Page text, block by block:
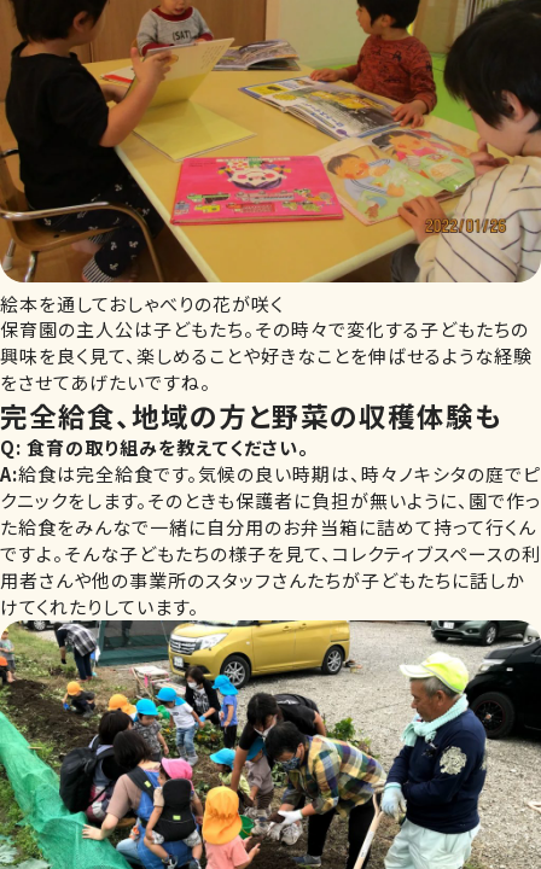
絵本を通しておしゃべりの花が咲く
保育園の主人公は子どもたち。その時々で変化する子どもたちの
興味を良く見て、楽しめることや好きなことを伸ばせるような経験
をさせてあげたいですね。
完全給食、地域の方と野菜の収穫体験も
Q: 食育の取り組みを教えてください。
A:給食は完全給食です。気候の良い時期は、時々ノキシタの庭でピ
クニックをします。そのときも保護者に負担が無いように、園で作っ
た給食をみんなで一緒に自分用のお弁当箱に詰めて持って行くん
ですよ。そんな子どもたちの様子を見て、コレクティブスペースの利
用者さんや他の事業所のスタッフさんたちが子どもたちに話しか
けてくれたりしています。